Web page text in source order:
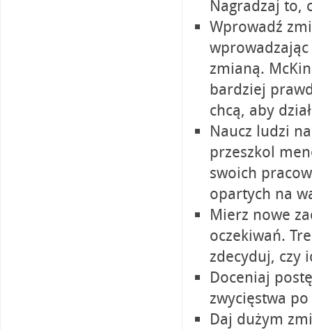
Nagradzaj to,
Wprowadź
zmianą.
bardziej
chcą, aby
Naucz ludzi
przeszkol
swoich
opartych na
Mierz nowe
oczekiwań.
zdecyduj, czy
Doceniaj
zwycięstwa
Daj dużym